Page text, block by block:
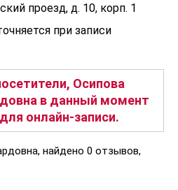
проезд, д. 10, корп. 1
при записи
Осипова
в данный момент
онлайн-записи.
найдено 0 отзывов,